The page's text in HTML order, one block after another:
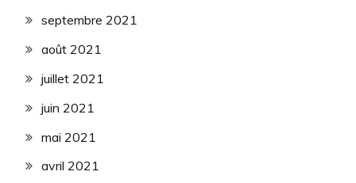
septembre 2021
août 2021
juillet 2021
juin 2021
mai 2021
avril 2021